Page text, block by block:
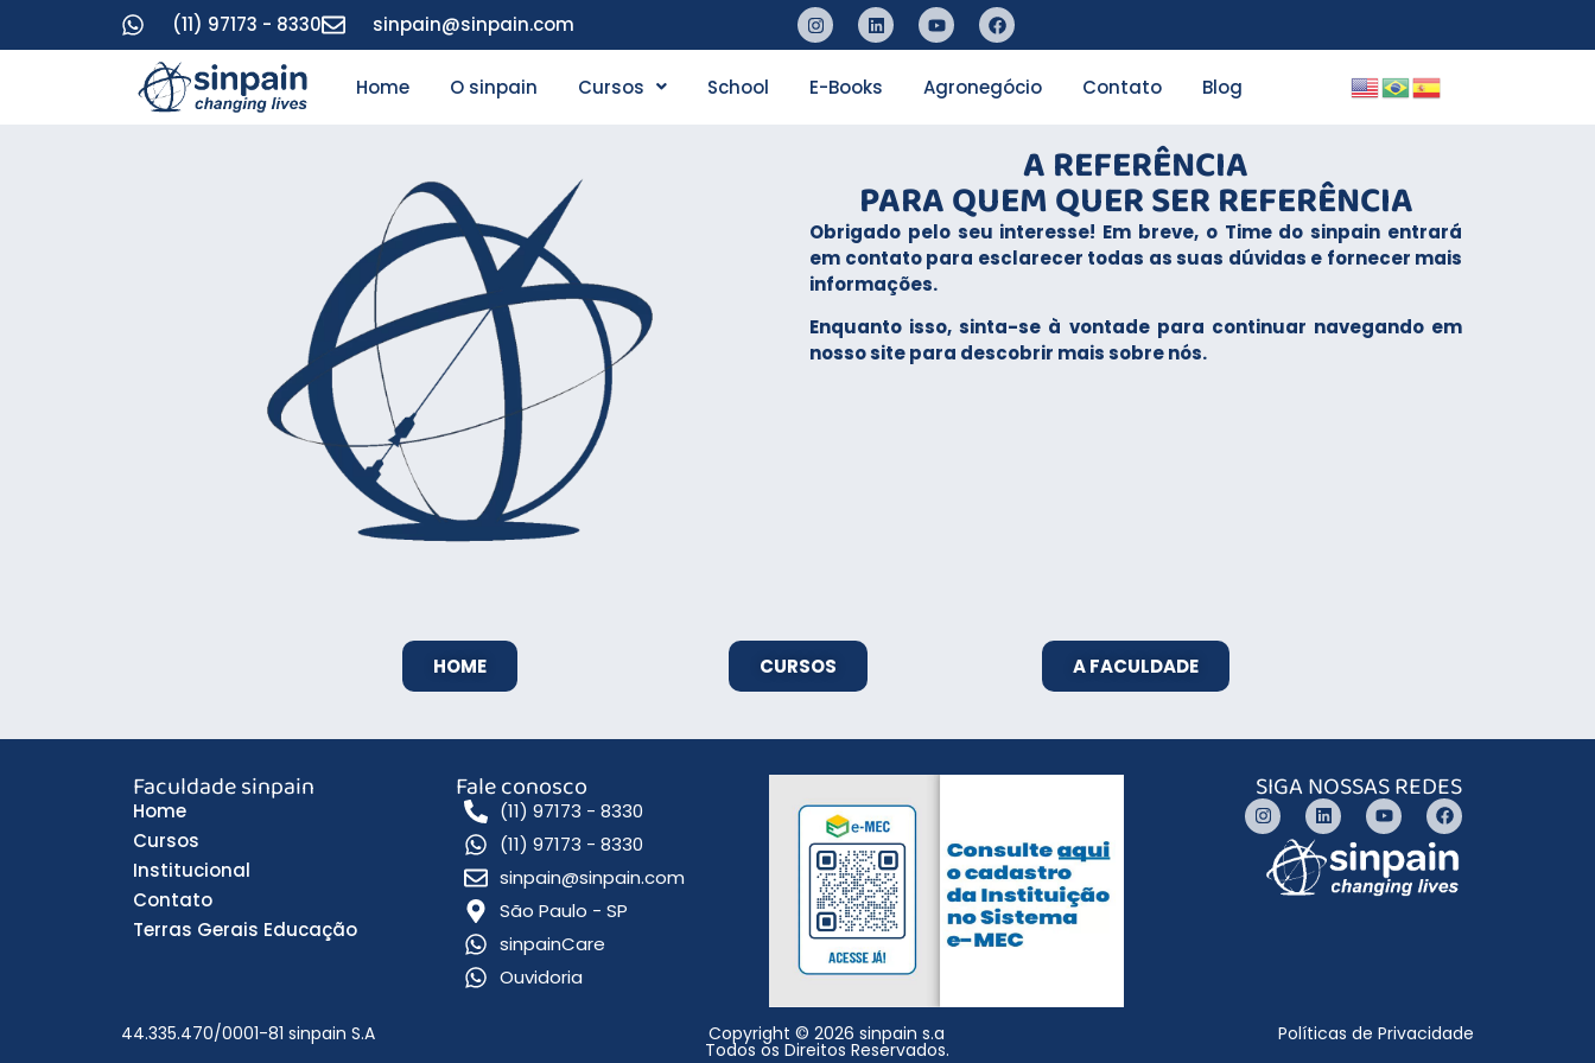
(11) 97173 - 8330 sinpain@sinpain.com
Home O sinpain Cursos School E-Books Agronegócio Contato Blog
A REFERÊNCIA
PARA QUEM QUER SER REFERÊNCIA​
Obrigado pelo seu interesse! Em breve, o Time do sinpain entrará
em contato para esclarecer todas as suas dúvidas e fornecer mais
informações.
Enquanto isso, sinta-se à vontade para continuar navegando em
nosso site para descobrir mais sobre nós.
HOME CURSOS A FACULDADE
Faculdade sinpain
Home
Cursos
Institucional
Contato
Terras Gerais Educação
Fale conosco
(11) 97173 - 8330
(11) 97173 - 8330
sinpain@sinpain.com
São Paulo - SP
sinpainCare
Ouvidoria
SIGA NOSSAS REDES
44.335.470/0001-81 sinpain S.A Copyright © 2026 sinpain s.a
Todos os Direitos Reservados.
Políticas de Privacidade